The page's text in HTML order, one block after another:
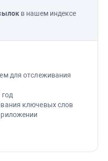
в нашем индексе
для отслеживания
ключевых слов